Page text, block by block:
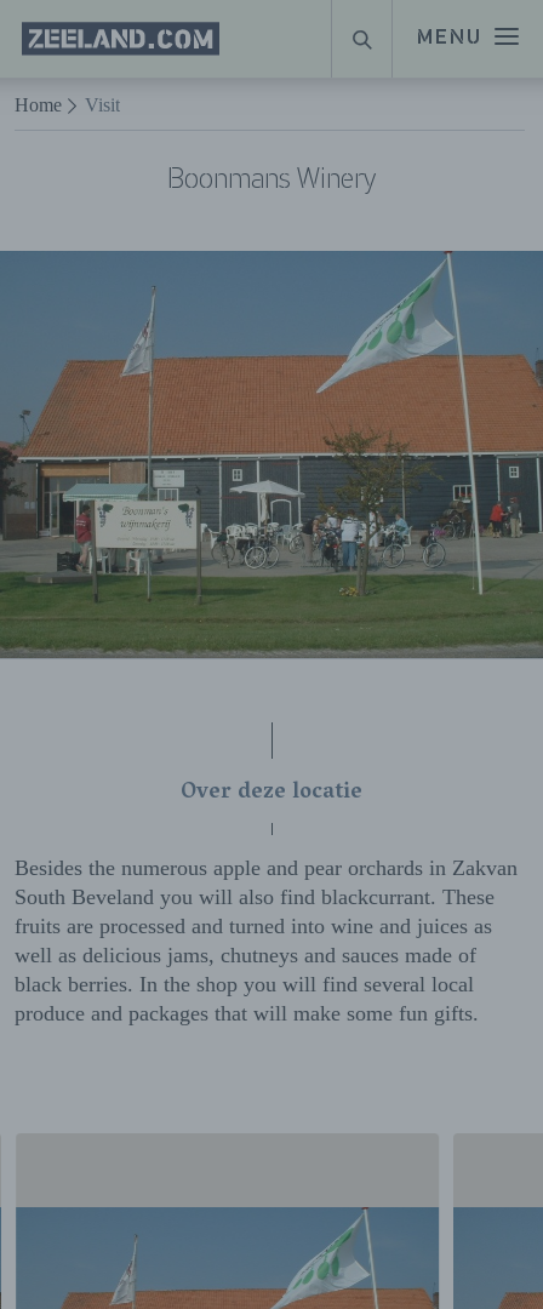
Naar hoofdinhoud
MENU
Homepage
Zeeland.com
ZOEKEN
Home Visit
Boonmans Winery
Over deze locatie
Besides the numerous apple and pear orchards in Zakvan
South Beveland you will also find blackcurrant. These
fruits are processed and turned into wine and juices as
well as delicious jams, chutneys and sauces made of
black berries. In the shop you will find several local
produce and packages that will make some fun gifts.